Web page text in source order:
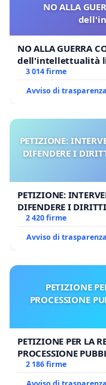
NO ALLA
NO ALLA GUERRA
dell'intellettualità
3 014 firme
Avviso di trasparenza
PETIZIONE:
DIFENDERE I
PETIZIONE:
DIFENDERE I
UDG)
2 420 firme
Avviso di trasparenza
PETIZIONE
PROCESSIONE
PETIZIONE PER LA
PROCESSIONE
MILANO
2 186 firme